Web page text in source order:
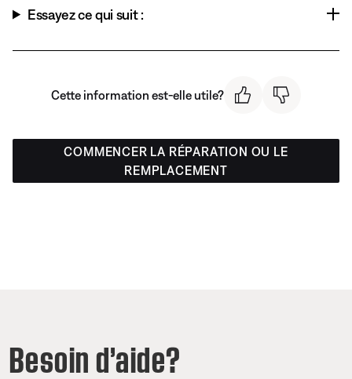
Essayez ce qui suit :
Cette information est-elle utile?
COMMENCER LA RÉPARATION OU LE
REMPLACEMENT
Besoin d’aide?